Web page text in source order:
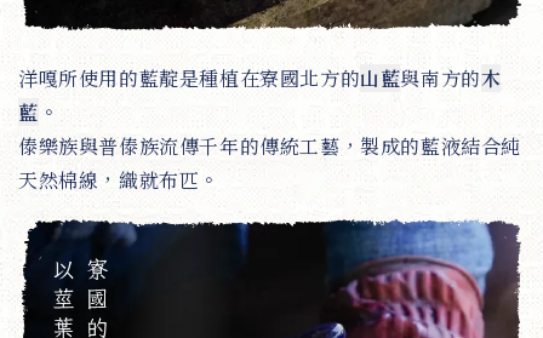
洋嘎所使用的藍靛是種植在寮國北方的山藍與南方的木
藍 。
傣樂族與普傣族流傳千年的傳統工藝，製成的藍液結合純
天然棉線，織就布匹。